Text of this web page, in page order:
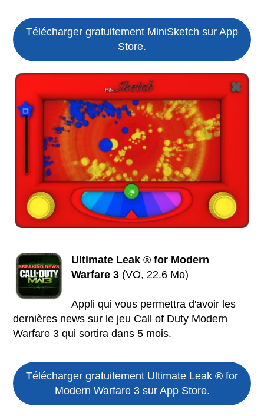
Télécharger gratuitement MiniSketch sur App
Store.
Ultimate Leak ® for Modern
Warfare 3 (VO, 22.6 Mo)
Appli qui vous permettra d'avoir les
dernières news sur le jeu Call of Duty Modern
Warfare 3 qui sortira dans 5 mois.
Télécharger gratuitement Ultimate Leak ® for
Modern Warfare 3 sur App Store.